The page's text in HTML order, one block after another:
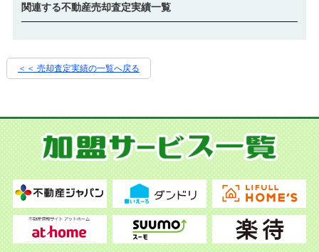
関連する不動産売却査定実績一覧
＜＜ 売却査定実績の一覧へ戻る